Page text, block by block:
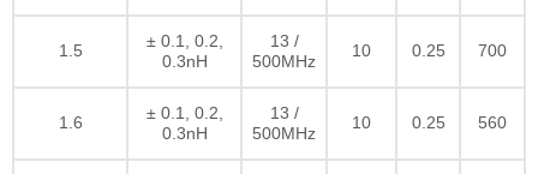
1.5
± 0.1, 0.2,
0.3nH
13 /
500MHz
10 0.25 700
1.6
± 0.1, 0.2,
0.3nH
13 /
500MHz
10 0.25 560